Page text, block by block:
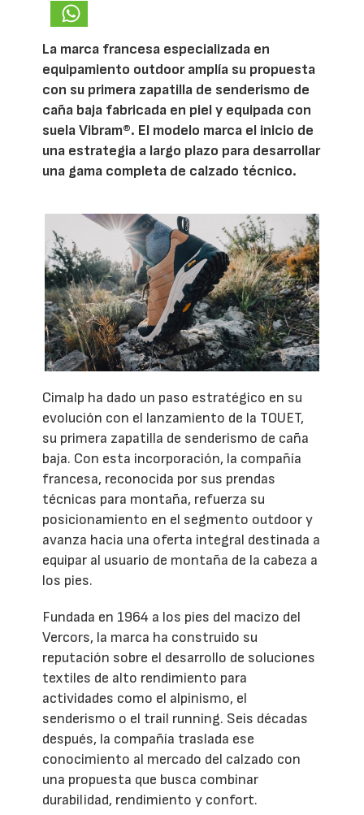
La marca francesa especializada en
equipamiento outdoor amplía su propuesta
con su primera zapatilla de senderismo de
caña baja fabricada en piel y equipada con
suela Vibram®. El modelo marca el inicio de
una estrategia a largo plazo para desarrollar
una gama completa de calzado técnico.
Cimalp ha dado un paso estratégico en su
evolución con el lanzamiento de la TOUET,
su primera zapatilla de senderismo de caña
baja. Con esta incorporación, la compañía
francesa, reconocida por sus prendas
técnicas para montaña, refuerza su
posicionamiento en el segmento outdoor y
avanza hacia una oferta integral destinada a
equipar al usuario de montaña de la cabeza a
los pies.
Fundada en 1964 a los pies del macizo del
Vercors, la marca ha construido su
reputación sobre el desarrollo de soluciones
textiles de alto rendimiento para
actividades como el alpinismo, el
senderismo o el trail running. Seis décadas
después, la compañía traslada ese
conocimiento al mercado del calzado con
una propuesta que busca combinar
durabilidad, rendimiento y confort.